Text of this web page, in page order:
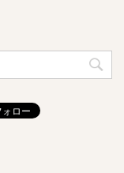
各種構造計算や
を確認している
い家を実現し、
て暮らせる家であ
力が湧いてくる
す。 その一方
費用が高くなる